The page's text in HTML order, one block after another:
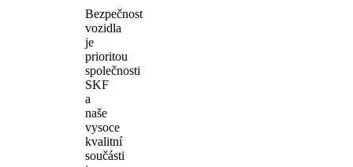
Bezpečnost
vozidla
je
prioritou
společnosti
SKF
a
naše
vysoce
kvalitní
součásti